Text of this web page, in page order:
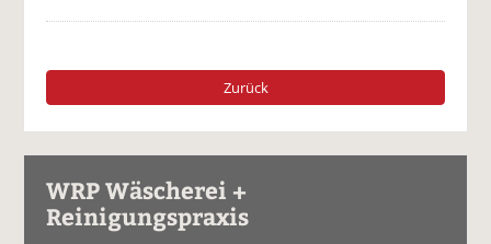
Zurück
WRP Wäscherei +
Reinigungspraxis